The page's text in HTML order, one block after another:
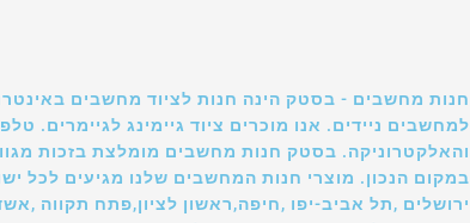
חנות מחשבים - בסטק הינה חנות לציוד מחשבים
למחשבים ניידים. אנו מוכרים ציוד גיימינג לגיימרים.
והאלקטרוניקה. בסטק חנות מחשבים מומלצת בזכות
במקום הנכון. מוצרי חנות המחשבים שלנו מגיעים לכל
ירושלים ,תל אביב-יפו ,חיפה,ראשון לציון,פתח תקווה